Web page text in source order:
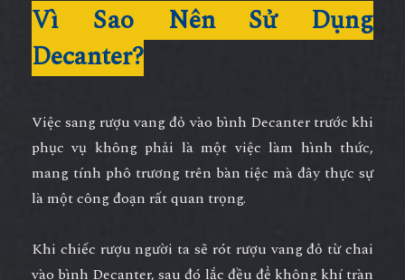
Vì Sao Nên Sử Dụng
Decanter?
Việc sang rượu vang đỏ vào bình Decanter trước khi
phục vụ không phải là một việc làm hình thức,
mang tính phô trương trên bàn tiệc mà đây thực sự
là một công đoạn rất quan trọng.
Khi chiếc rượu người ta sẽ rót rượu vang đỏ từ chai
vào bình Decanter, sau đó lắc đều để không khí tràn